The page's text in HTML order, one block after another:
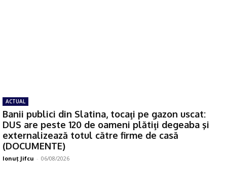
ACTUAL
Banii publici din Slatina, tocaţi pe gazon uscat:
DUS are peste 120 de oameni plătiţi degeaba şi
externalizează totul către firme de casă
(DOCUMENTE)
Ionuţ Jifcu - 06/08/2026